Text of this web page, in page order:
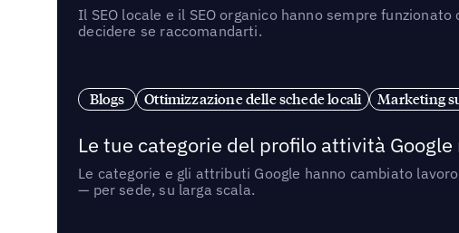
Il SEO locale e il SEO organico hanno sempre
decidere se raccomandarti.
Blogs Ottimizzazione delle schede locali Marketing
Le tue categorie del profilo attività
Le categorie e gli attributi Google hanno cambiato
— per sede, su larga scala.